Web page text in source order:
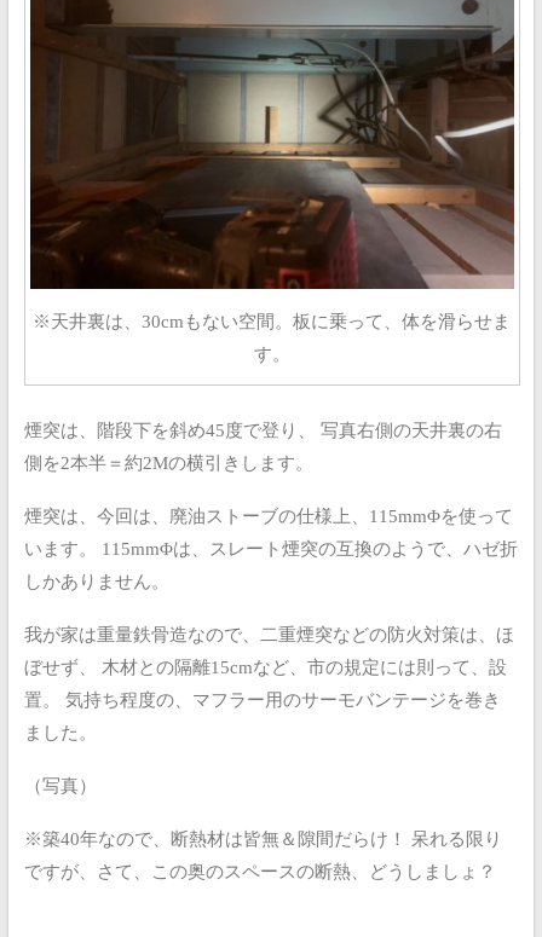
※天井裏は、30cmもない空間。板に乗って、体を滑らせま
す。
煙突は、階段下を斜め45度で登り、
写真右側の天井裏の右
側を2本半＝約2Mの横引きします。
煙突は、今回は、廃油ストーブの仕様上、115mmΦを使って
います。
115mmΦは、スレート煙突の互換のようで、ハゼ折
しかありません。
我が家は重量鉄骨造なので、二重煙突などの防火対策は、ほ
ぼせず、
木材との隔離15cmなど、市の規定には則って、設
置。
気持ち程度の、マフラー用のサーモバンテージを巻き
ました。
（写真）
※築40年なので、断熱材は皆無＆隙間だらけ！ 呆れる限り
ですが、さて、この奥のスペースの断熱、どうしましょ？